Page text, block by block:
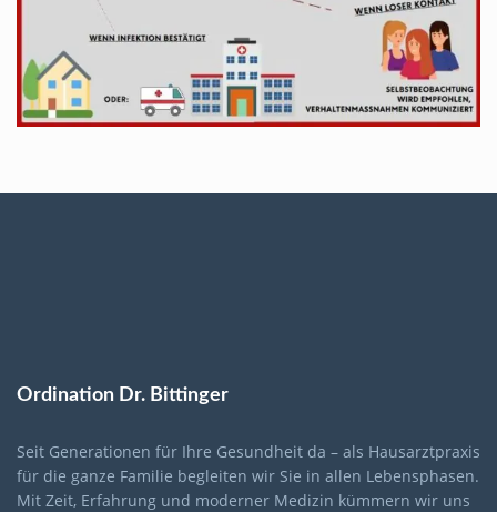
Ordination Dr. Bittinger
Seit Generationen für Ihre Gesundheit da – als Hausarztpraxis
für die ganze Familie begleiten wir Sie in allen Lebensphasen.
Mit Zeit, Erfahrung und moderner Medizin kümmern wir uns